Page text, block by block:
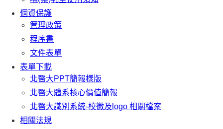
個資保護
管理政策
程序書
文件表單
表單下載
北醫大PPT簡報樣版
北醫大體系核心價值簡報
北醫大識別系統-校徽及logo 相關檔案
相關法規